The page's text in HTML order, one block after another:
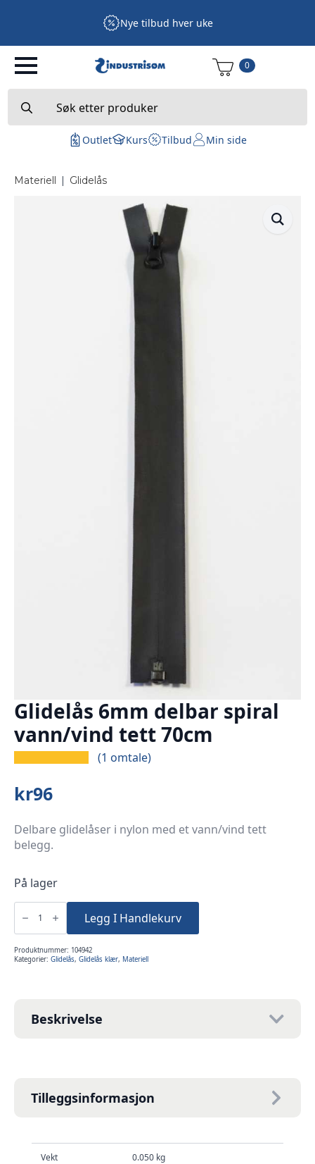
Nye tilbud hver uke
0
for:
Outlet Kurs Tilbud Min side
Materiell | Glidelås
Glidelås 6mm delbar spiral
vann/vind tett 70cm
(1 omtale)
kr96
Delbare glidelåser i nylon med et vann/vind tett
belegg.
På lager
Glidelås
delbar
spiral
tett
70cm
antall
Legg I Handlekurv
Produktnummer: 104942
Kategorier: Glidelås, Glidelås klær, Materiell
Beskrivelse
Tilleggsinformasjon
Vekt 0.050 kg